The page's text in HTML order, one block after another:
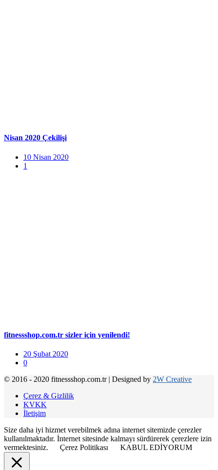
Nisan 2020 Çekilişi
10 Nisan 2020
1
fitnessshop.com.tr sizler için yenilendi!
20 Şubat 2020
0
© 2016 - 2020 fitnessshop.com.tr| Designed by 2W Creative
Çerez & Gizlilik
KVKK
İletişim
Size daha iyi hizmet verebilmek adına internet sitemizde çerezler
kullanılmaktadır. İnternet sitesinde kalmayı sürdürerek çerezlere izin
vermektesiniz.
Çerez Politikası KABUL EDİYORUM